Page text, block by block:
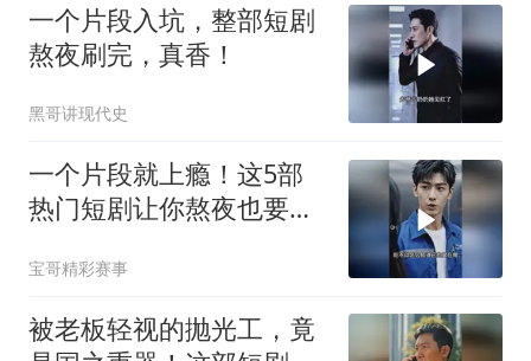
一个片段入坑，整部短剧
熬夜刷完，真香！
黑哥讲现代史
一个片段就上瘾！这5部
热门短剧让你熬夜也要追
宝哥精彩赛事
被老板轻视的抛光工，竟